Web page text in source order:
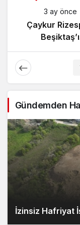
3 ay önce
Çaykur
Beşiktaş’ı
Gündemden
İzinsiz Hafriyat